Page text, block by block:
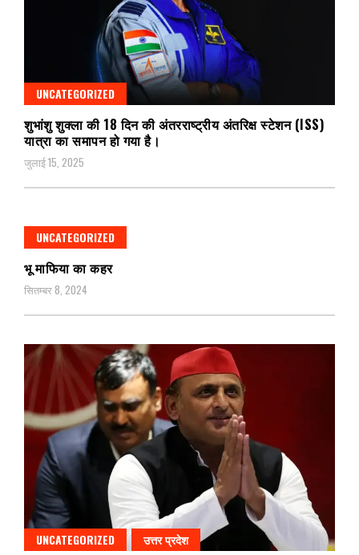
UNCATEGORIZED
शुभांशु शुक्ला की 18 दिन की अंतरराष्ट्रीय अंतरिक्ष स्टेशन (ISS)
यात्रा का समापन हो गया है।
जुलाई 15, 2025
UNCATEGORIZED
भू माफिया का कहर
सितम्बर 8, 2024
UNCATEGORIZED उत्तर प्रदेश